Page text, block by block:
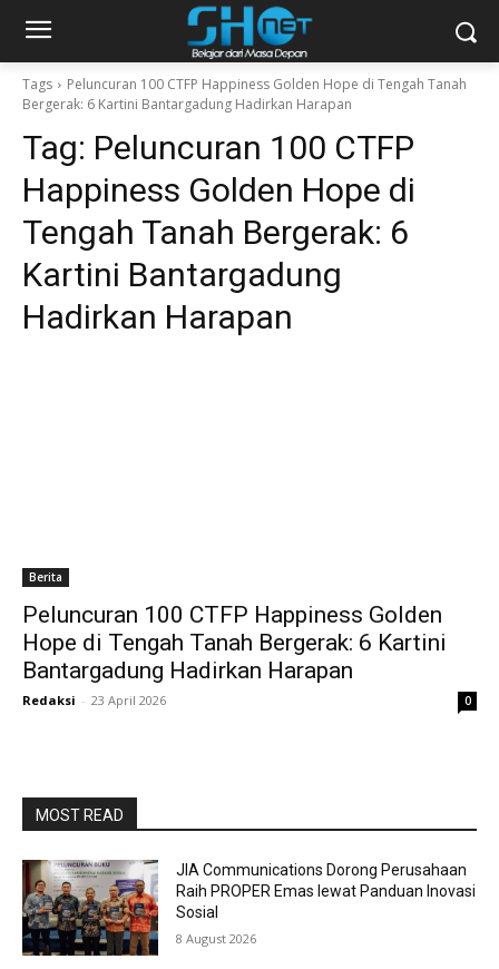
Tags
Peluncuran 100 CTFP Happiness Golden Hope di Tengah Tanah
Bergerak: 6 Kartini Bantargadung Hadirkan Harapan
Tag: Peluncuran 100 CTFP
Happiness Golden Hope di
Tengah Tanah Bergerak: 6
Kartini Bantargadung
Hadirkan Harapan
Berita
Peluncuran 100 CTFP Happiness Golden
Hope di Tengah Tanah Bergerak: 6 Kartini
Bantargadung Hadirkan Harapan
Redaksi - 23 April 2026 0
MOST READ
JIA Communications Dorong Perusahaan
Raih PROPER Emas lewat Panduan Inovasi
Sosial
8 August 2026